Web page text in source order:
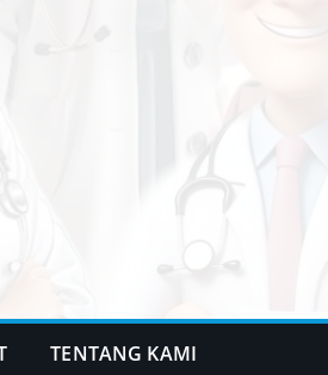
TENTANG KAMI